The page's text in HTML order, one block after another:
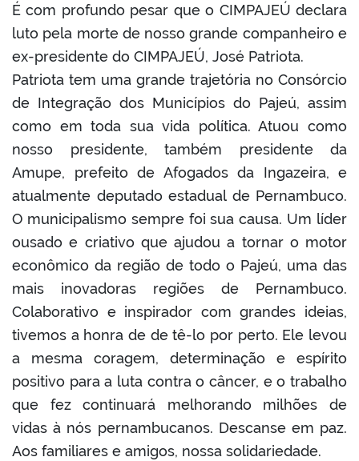
É com profundo pesar que o CIMPAJEÚ declara
luto pela morte de nosso grande companheiro e
ex-presidente do CIMPAJEÚ, José Patriota.
Patriota tem uma grande trajetória no Consórcio
de Integração dos Municípios do Pajeú, assim
como em toda sua vida política. Atuou como
nosso presidente, também presidente da
Amupe, prefeito de Afogados da Ingazeira, e
atualmente deputado estadual de Pernambuco.
O municipalismo sempre foi sua causa. Um líder
ousado e criativo que ajudou a tornar o motor
econômico da região de todo o Pajeú, uma das
mais inovadoras regiões de Pernambuco.
Colaborativo e inspirador com grandes ideias,
tivemos a honra de de tê-lo por perto. Ele levou
a mesma coragem, determinação e espírito
positivo para a luta contra o câncer, e o trabalho
que fez continuará melhorando milhões de
vidas à nós pernambucanos. Descanse em paz.
Aos familiares e amigos, nossa solidariedade.